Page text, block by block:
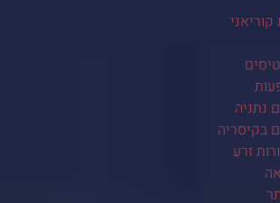
קוריאני
נתניה
בקיסריה
זרע